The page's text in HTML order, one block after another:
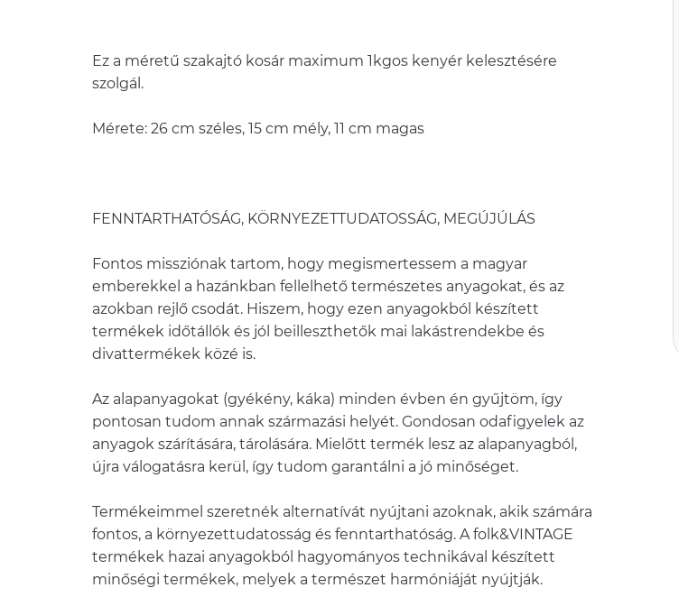
Ez a méretű szakajtó kosár maximum 1kgos kenyér kelesztésére
szolgál.
Mérete: 26 cm széles, 15 cm mély, 11 cm magas
FENNTARTHATÓSÁG, KÖRNYEZETTUDATOSSÁG, MEGÚJÚLÁS
Fontos missziónak tartom, hogy megismertessem a magyar
emberekkel a hazánkban fellelhető természetes anyagokat, és az
azokban rejlő csodát. Hiszem, hogy ezen anyagokból készített
termékek időtállók és jól beilleszthetők mai lakástrendekbe és
divattermékek közé is.
Az alapanyagokat (gyékény, káka) minden évben én gyűjtöm, így
pontosan tudom annak származási helyét. Gondosan odafigyelek az
anyagok szárítására, tárolására. Mielőtt termék lesz az alapanyagból,
újra válogatásra kerül, így tudom garantálni a jó minőséget.
Termékeimmel szeretnék alternatívát nyújtani azoknak, akik számára
fontos, a környezettudatosság és fenntarthatóság. A folk&VINTAGE
termékek hazai anyagokból hagyományos technikával készített